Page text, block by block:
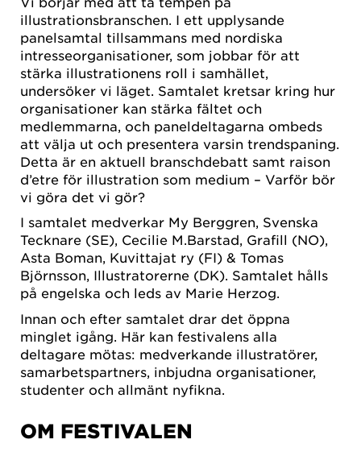
illustrationsbranschen. I ett upplysande
panelsamtal tillsammans med nordiska
intresseorganisationer, som jobbar för att
stärka illustrationens roll i samhället,
undersöker vi läget. Samtalet kretsar kring hur
organisationer kan stärka fältet och
medlemmarna, och paneldeltagarna ombeds
att välja ut och presentera varsin trendspaning.
Detta är en aktuell branschdebatt samt raison
d’etre för illustration som medium – Varför bör
vi göra det vi gör?
I samtalet medverkar My Berggren, Svenska
Tecknare (SE), Cecilie M.Barstad, Grafill (NO),
Asta Boman, Kuvittajat ry (FI) & Tomas
Björnsson, Illustratorerne (DK). Samtalet hålls
på engelska och leds av Marie Herzog.
Innan och efter samtalet drar det öppna
minglet igång. Här kan festivalens alla
deltagare mötas: medverkande illustratörer,
samarbetspartners, inbjudna organisationer,
studenter och allmänt nyfikna.
OM FESTIVALEN